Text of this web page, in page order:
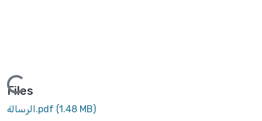
Loading...
Files
الرسالة.pdf (1.48 MB)